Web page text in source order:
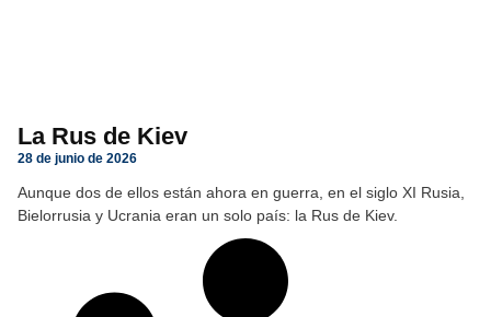
La Rus de Kiev
28 de junio de 2026
Aunque dos de ellos están ahora en guerra, en el siglo XI Rusia,
Bielorrusia y Ucrania eran un solo país: la Rus de Kiev.